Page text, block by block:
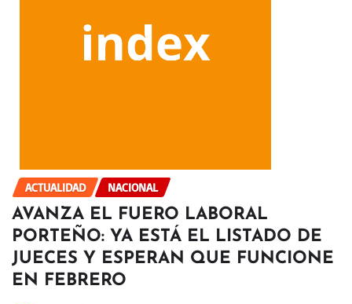
ACTUALIDAD NACIONAL
AVANZA EL FUERO LABORAL
PORTEÑO: YA ESTÁ EL LISTADO DE
JUECES Y ESPERAN QUE FUNCIONE
EN FEBRERO